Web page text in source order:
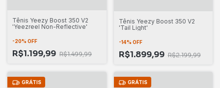
Tênis Yeezy Boost 350 V2
'Yeezreel Non-Reflective'
-20% OFF
R$1.199,99 R$1.499,99
Tênis Yeezy Boost 350 V2
'Tail Light'
-14% OFF
R$1.899,99 R$2.199,99
GRÁTIS GRÁTIS